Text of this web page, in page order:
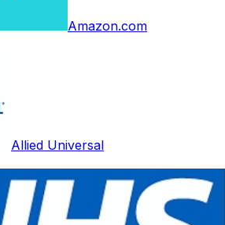
Amazon.com
Allied Universal